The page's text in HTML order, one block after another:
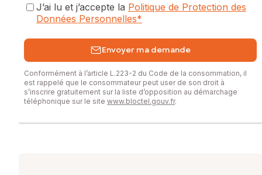
J’ai lu et j’accepte la Politique de Protection des
Données Personnelles*
Envoyer ma demande
Conformément à l’article L.223-2 du Code de la consommation, il
est rappelé que le consommateur peut user de son droit à
s’inscrire gratuitement sur la liste d’opposition au démarchage
téléphonique sur le site www.bloctel.gouv.fr.